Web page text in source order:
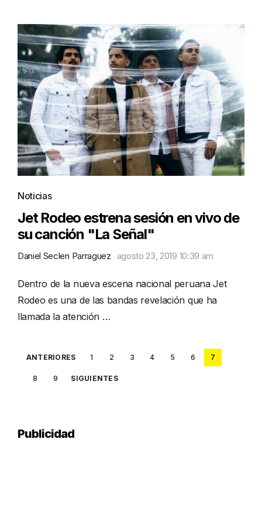
Noticias
Jet Rodeo estrena sesión en vivo de
su canción "La Señal"
Daniel Seclen Parraguez agosto 23, 2019 10:39 am
Dentro de la nueva escena nacional peruana Jet
Rodeo es una de las bandas revelación que ha
llamada la atención …
Posts
pagination
ANTERIORES 1 2 3 4 5 6 7
8 9 SIGUIENTES
Publicidad